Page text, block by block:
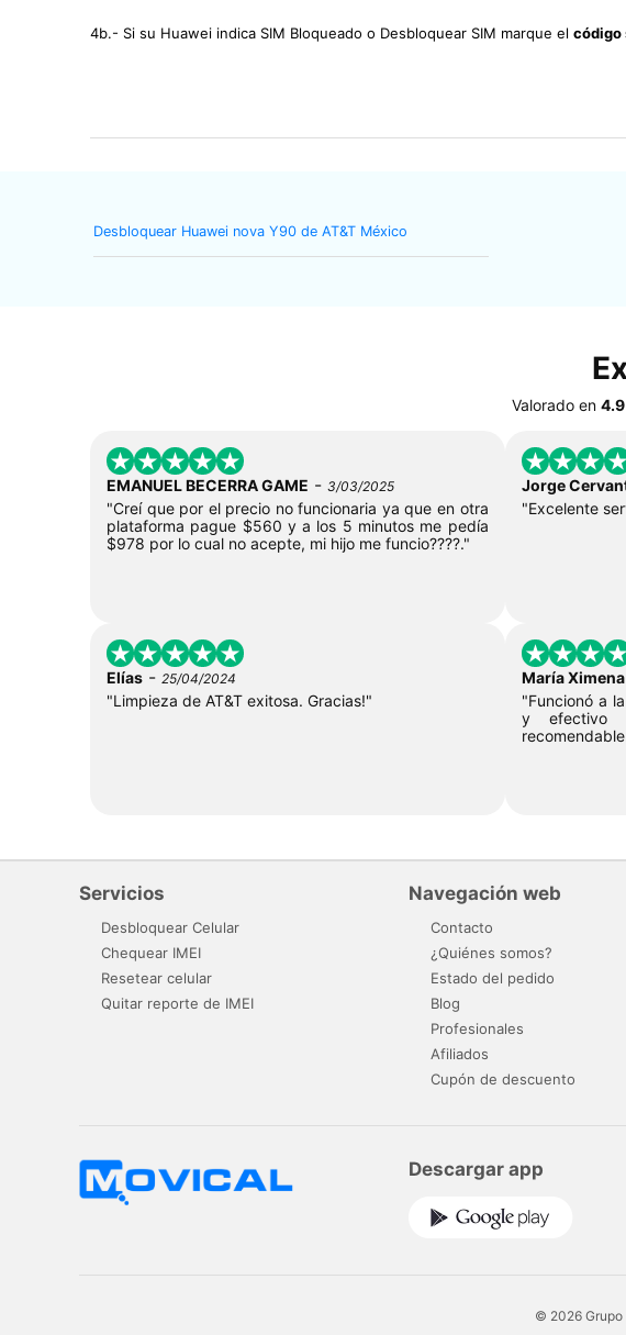
4b.- Si su Huawei indica SIM Bloqueado o Desbloquear SIM marque el código
Desbloquear Huawei nova Y90 de AT&T México
Valorado en 4.9
EMANUEL BECERRA GAME - 3/03/2025
"Creí que por el precio no funcionaria ya que en otra
plataforma pague $560 y a los 5 minutos me pedía
$978 por lo cual no acepte, mi hijo me funcio????."
Jorge
"Excelente
Elías - 25/04/2024
"Limpieza de AT&T exitosa. Gracias!"
María
"Funcionó a
y efectivo
Servicios
Desbloquear Celular
Chequear IMEI
Resetear celular
Quitar reporte de IMEI
Navegación web
Contacto
¿Quiénes somos?
Estado del pedido
Blog
Profesionales
Afiliados
Cupón de descuento
Descargar app
© 2026 Grupo